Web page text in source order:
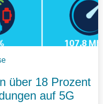
über 18 Prozent
auf 5G